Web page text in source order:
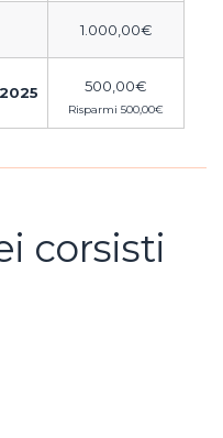
1.000,00€
500,00€
Risparmi 500,00€
corsisti